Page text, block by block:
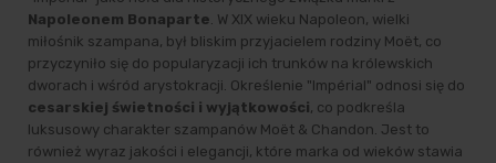
Napoleonem Bonaparte . W XIX wieku Napoleon, wielki
miłośnik szampana, był bliskim przyjacielem rodziny Moët, co
przyczyniło się do popularyzacji ich trunków na królewskich
dworach i wśród arystokracji. Określenie "Impérial" odnosi się do
cesarskiej świetności i wyjątkowości, co podkreśla
luksusowy charakter szampanów Moët & Chandon. Jest to
również wyraz jakości i elegancji, które marka od wieków stawia